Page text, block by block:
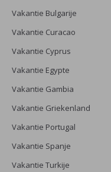
Vakantie Bulgarije
Vakantie Curacao
Vakantie Cyprus
Vakantie Egypte
Vakantie Gambia
Vakantie Griekenland
Vakantie Portugal
Vakantie Spanje
Vakantie Turkije